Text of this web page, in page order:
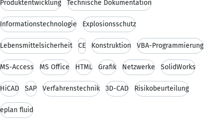
Produktentwicklung Technische Dokumentation
Informationstechnologie Explosionsschutz
Lebensmittelsicherheit CE Konstruktion VBA-Programmierung
MS-Access MS Office HTML Grafik Netzwerke SolidWorks
HiCAD SAP Verfahrenstechnik 3D-CAD Risikobeurteilung
eplan fluid